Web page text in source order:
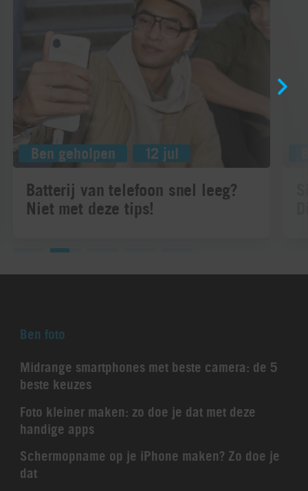
Ben geholpen 12 jul
Batterij van telefoon snel leeg?
Niet met deze tips!
Ben foto
Midrange smartphones met beste camera: de 5
beste keuzes
Foto kleiner maken: zo doe je dat met deze
handige apps
Schermopname op je iPhone maken? Zo doe je
dat